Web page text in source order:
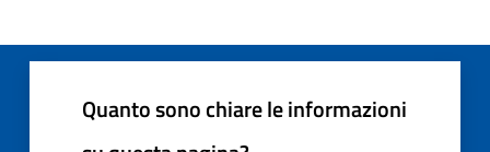
Quanto sono chiare le informazioni